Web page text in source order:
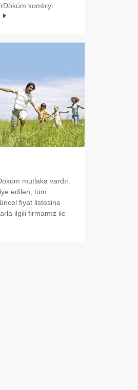
kombiyi
mutlaka vardır.
edilen, tüm
fiyat listesine
ilgili firmamız ile